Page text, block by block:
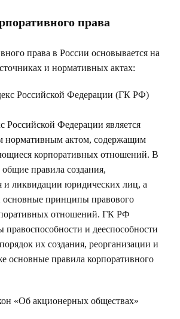
права
права в России основывается на
и нормативных актах:
Российской Федерации (ГК РФ)
Российской Федерации является
нормативным актом, содержащим
корпоративных отношений. В
правила создания,
и ликвидации юридических лиц, а
основные принципы правового
отношений. ГК РФ
правоспособности и дееспособности
их создания, реорганизации и
основные правила корпоративного
«Об акционерных обществах»